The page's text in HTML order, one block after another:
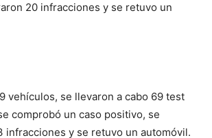
20 infracciones y se retuvo un
vehículos, se llevaron a cabo 69 test
comprobó un caso positivo, se
infracciones y se retuvo un automóvil.